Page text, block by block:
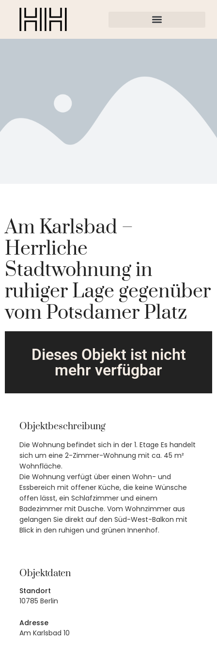
Am Karlsbad –
Herrliche
Stadtwohnung in
ruhiger Lage gegenüber
vom Potsdamer Platz
Dieses Objekt ist nicht
mehr verfügbar
Objektbeschreibung
Die Wohnung befindet sich in der 1. Etage Es handelt
sich um eine 2-Zimmer-Wohnung mit ca. 45 m²
Wohnfläche.
Die Wohnung verfügt über einen Wohn- und
Essbereich mit offener Küche, die keine Wünsche
offen lässt, ein Schlafzimmer und einem
Badezimmer mit Dusche. Vom Wohnzimmer aus
gelangen Sie direkt auf den Süd-West-Balkon mit
Blick in den ruhigen und grünen Innenhof.
Objektdaten
Standort
10785 Berlin
Adresse
Am Karlsbad 10